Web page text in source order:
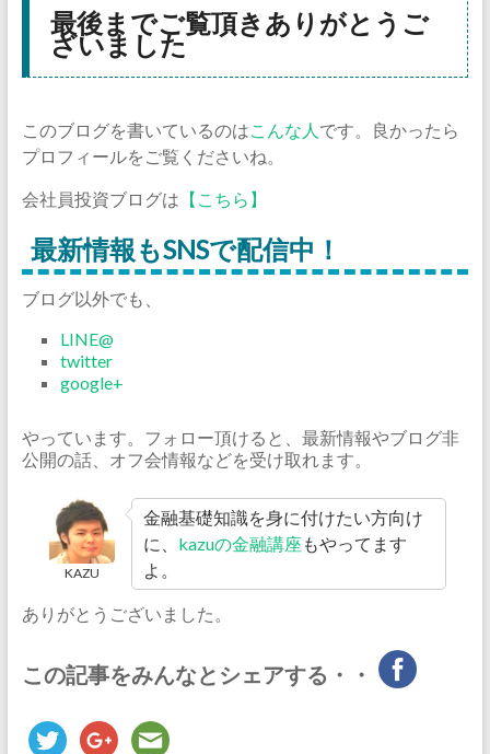
最後までご覧頂きありがとうご
ざいました
このブログを書いているのはこんな人 です。良かったら
プロフィールをご覧くださいね。
会社員投資ブログは 【こちら】
最新情報もSNSで配信中！
ブログ以外でも、
LINE@
twitter
google+
やっています。フォロー頂けると、最新情報やブログ非
公開の話、オフ会情報などを受け取れます。
KAZU
金融基礎知識を身に付けたい方向け
に、 kazuの金融講座 もやってます
よ。
ありがとうございました。
この記事をみんなとシェアする・・